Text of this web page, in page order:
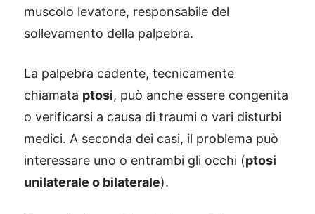
muscolo levatore, responsabile del
sollevamento della palpebra.
La palpebra cadente, tecnicamente
chiamata ptosi, può anche essere congenita
o verificarsi a causa di traumi o vari disturbi
medici. A seconda dei casi, il problema può
interessare uno o entrambi gli occhi (ptosi
unilaterale o bilaterale).